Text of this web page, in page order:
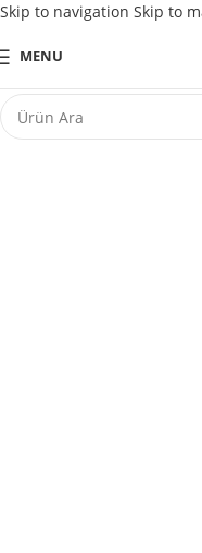
Skip to navigation Skip to
Tüm Kredi Kartlarına
MENU